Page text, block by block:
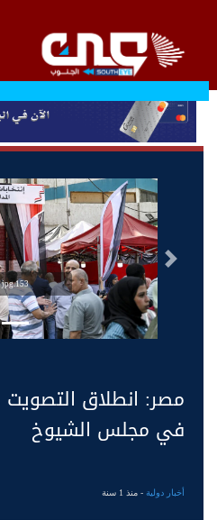
153.jpg
السابق
في مجلس الشيوخ
أخبار دولية- منذ 1 سنة